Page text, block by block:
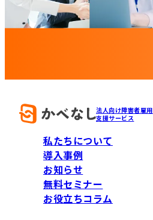
法人向け障害者雇用
支援サービス
私たちについて
導入事例
お知らせ
無料セミナー
お役立ちコラム